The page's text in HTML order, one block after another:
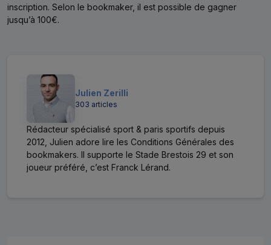
inscription. Selon le bookmaker, il est possible de gagner
jusqu’à 100€.
Julien Zerilli
303 articles
Rédacteur spécialisé sport & paris sportifs depuis
2012, Julien adore lire les Conditions Générales des
bookmakers. Il supporte le Stade Brestois 29 et son
joueur préféré, c’est Franck Lérand.